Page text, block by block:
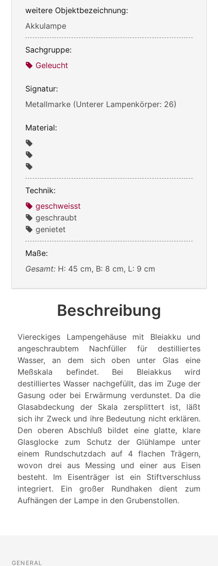
weitere Objektbezeichnung:
Akkulampe
Sachgruppe:
Geleucht
Signatur:
Metallmarke (Unterer Lampenkörper: 26)
Material:
Technik:
geschweisst
geschraubt
genietet
Maße:
Gesamt: H: 45 cm, B: 8 cm, L: 9 cm
Beschreibung
Viereckiges Lampengehäuse mit Bleiakku und
angeschraubtem Nachfüller für destilliertes
Wasser, an dem sich oben unter Glas eine
Meßskala befindet. Bei Bleiakkus wird
destilliertes Wasser nachgefüllt, das im Zuge der
Gasung oder bei Erwärmung verdunstet. Da die
Glasabdeckung der Skala zersplittert ist, läßt
sich ihr Zweck und ihre Bedeutung nicht erklären.
Den oberen Abschluß bildet eine glatte, klare
Glasglocke zum Schutz der Glühlampe unter
einem Rundschutzdach auf 4 flachen Trägern,
wovon drei aus Messing und einer aus Eisen
besteht. Im Eisenträger ist ein Stiftverschluss
integriert. Ein großer Rundhaken dient zum
Aufhängen der Lampe in den Grubenstollen.
GENERAL